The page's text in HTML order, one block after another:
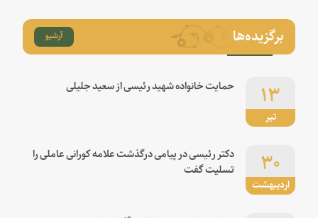
برگزیده‌ها آرشیو
تیر
۱۳ حمایت خانواده شهید رئیسی از سعید جلیلی
اردیبهشت
۳۰
دکتر رئیسی در پیامی درگذشت علامه کورانی عاملی را
تسلیت گفت